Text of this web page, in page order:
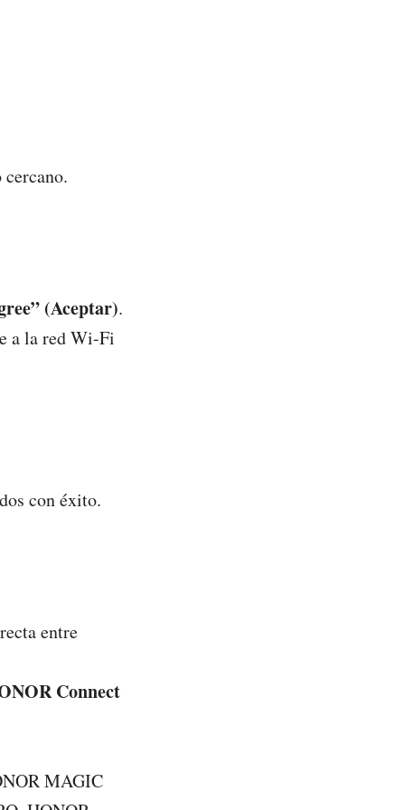
(Aceptar).
a la red Wi-Fi
con éxito.
entre
Connect
MAGIC